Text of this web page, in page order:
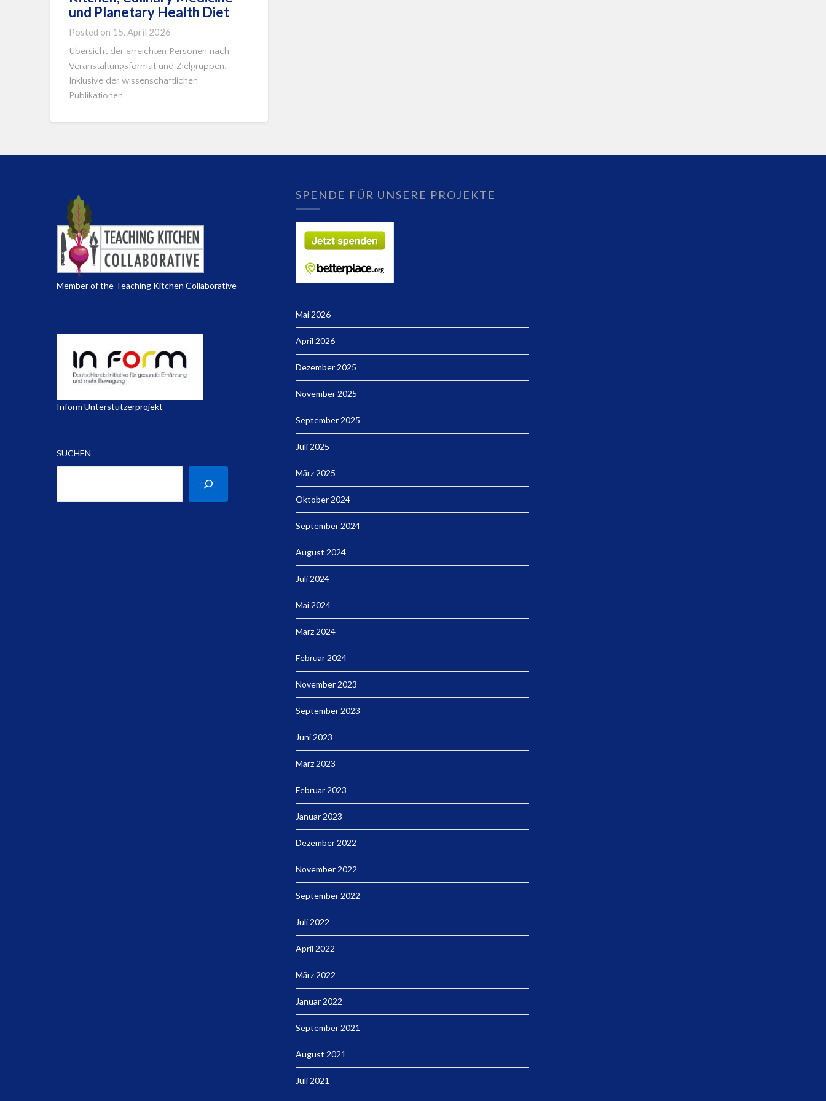
und Planetary Health Diet
Posted on 15. April 2026
Übersicht der erreichten Personen nach
Veranstaltungsformat und Zielgruppen.
Inklusive der wissenschaftlichen
Publikationen.
Member of the Teaching Kitchen Collaborative
Inform Unterstützerprojekt
SUCHEN
SPENDE FÜR UNSERE PROJEKTE
Mai 2026
April 2026
Dezember 2025
November 2025
September 2025
Juli 2025
März 2025
Oktober 2024
September 2024
August 2024
Juli 2024
Mai 2024
März 2024
Februar 2024
November 2023
September 2023
Juni 2023
März 2023
Februar 2023
Januar 2023
Dezember 2022
November 2022
September 2022
Juli 2022
April 2022
März 2022
Januar 2022
September 2021
August 2021
Juli 2021